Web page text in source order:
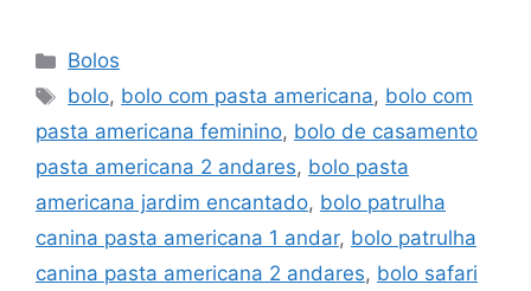
Categorias
Bolos
Tags
bolo, bolo com pasta americana, bolo com
pasta americana feminino, bolo de casamento
pasta americana 2 andares, bolo pasta
americana jardim encantado, bolo patrulha
canina pasta americana 1 andar, bolo patrulha
canina pasta americana 2 andares, bolo safari